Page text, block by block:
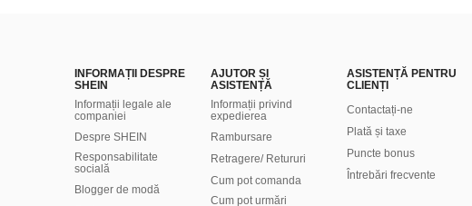
INFORMAȚII DESPRE
SHEIN
Informații legale ale
companiei
Despre SHEIN
Responsabilitate
socială
Blogger de modă
AJUTOR ȘI
ASISTENȚĂ
Informații privind
expedierea
Rambursare
Retragere/ Retururi
Cum pot comanda
Cum pot urmări
ASISTENȚĂ PENTRU
CLIENȚI
Contactați-ne
Plată și taxe
Puncte bonus
Întrebări frecvente